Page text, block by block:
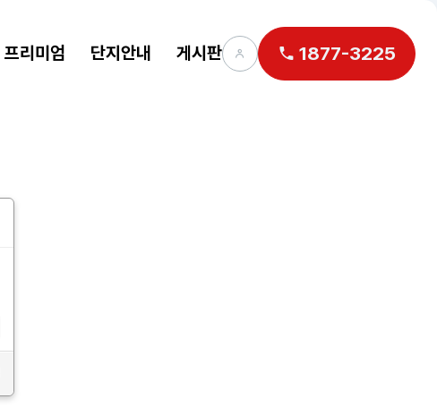
프리미엄 단지안내 게시판 1877-3225